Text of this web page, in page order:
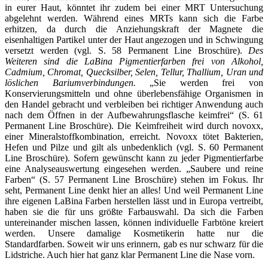
in eurer Haut, könntet ihr zudem bei einer MRT Untersuchung
abgelehnt werden. Während eines MRTs kann sich die Farbe
erhitzen, da durch die Anziehungskraft der Magnete die
eisenhaltigen Partikel unter der Haut angezogen und in Schwingung
versetzt werden (vgl. S. 58 Permanent Line Broschüre). Des
Weiteren sind die LaBina Pigmentierfarben frei von Alkohol,
Cadmium, Chromat, Quecksilber, Selen, Tellur, Thallium, Uran und
löslichen Bariumverbindungen. „Sie werden frei von
Konservierungsmitteln und ohne überlebensfähige Organismen in
den Handel gebracht und verbleiben bei richtiger Anwendung auch
nach dem Öffnen in der Aufbewahrungsflasche keimfrei“ (S. 61
Permanent Line Broschüre). Die Keimfreiheit wird durch novoxx,
einer Mineralstoffkombination, erreicht. Novoxx tötet Bakterien,
Hefen und Pilze und gilt als unbedenklich (vgl. S. 60 Permanent
Line Broschüre). Sofern gewünscht kann zu jeder Pigmentierfarbe
eine Analyseauswertung eingesehen werden. „Saubere und reine
Farben“ (S. 57 Permanent Line Broschüre) stehen im Fokus. Ihr
seht, Permanent Line denkt hier an alles! Und weil Permanent Line
ihre eigenen LaBina Farben herstellen lässt und in Europa vertreibt,
haben sie die für uns größte Farbauswahl. Da sich die Farben
untereinander mischen lassen, können individuelle Farbtöne kreiert
werden. Unsere damalige Kosmetikerin hatte nur die
Standardfarben. Soweit wir uns erinnern, gab es nur schwarz für die
Lidstriche. Auch hier hat ganz klar Permanent Line die Nase vorn.